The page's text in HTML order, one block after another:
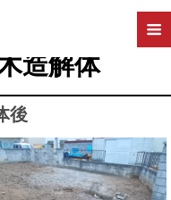
日
造解体
後